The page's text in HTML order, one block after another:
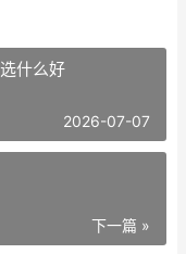
什么好
2026-07-07
下一篇 »